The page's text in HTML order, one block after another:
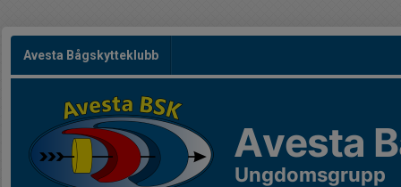
Avesta Bågskytteklubb
Avesta
Ungdomsgrupp